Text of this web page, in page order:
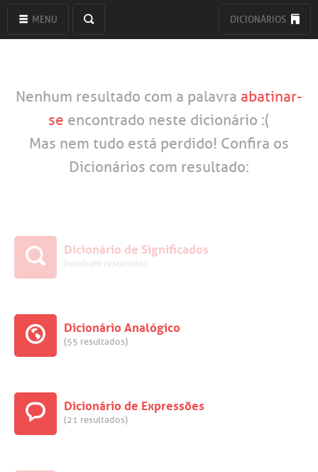
MENU DICIONÁRIOS
Nenhum resultado com a palavra abatinar-
se encontrado neste dicionário :(
Mas nem tudo está perdido! Confira os
Dicionários com resultado:
Dicionário de Significados
(nenhum resultado)
Dicionário Analógico
(55 resultados)
Dicionário de Expressões
(21 resultados)